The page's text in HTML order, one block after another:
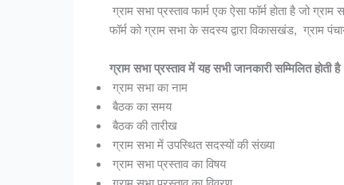
ग्राम सभा प्रस्ताव फार्म एक ऐसा फॉर्म होता है जो
फॉर्म को ग्राम सभा के सदस्य द्वारा विकासखंड, ग्राम
ग्राम सभा प्रस्ताव में यह सभी जानकारी सम्मिलित होती
ग्राम सभा का नाम
बैठक का समय
बैठक की तारीख
ग्राम सभा में उपस्थित सदस्यों की संख्या
ग्राम सभा प्रस्ताव का विषय